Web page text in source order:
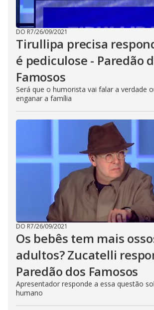
DO R7/26/09/2021
Tirullipa precisa
é pediculose - Paredão
Famosos
Será que o humorista vai falar a verdade
enganar a família
DO R7/26/09/2021
Os bebês tem mais
adultos? Zucatelli
Paredão dos Famosos
Apresentador responde a essa questão
humano